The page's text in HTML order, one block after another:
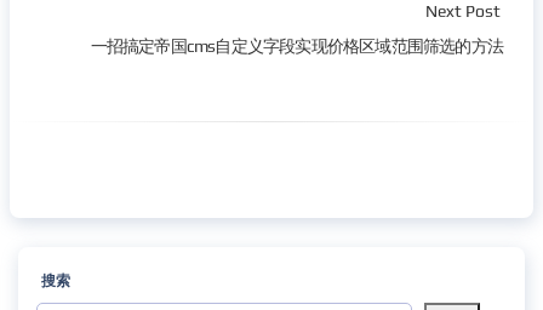
Next Post
一招搞定帝国cms自定义字段实现价格区域范围筛选的方法
搜索